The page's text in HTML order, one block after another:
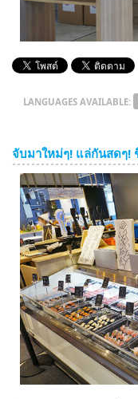
LANGUAGES AVAILABLE:
จับมาใหม่ๆ! แล่กันสดๆ!